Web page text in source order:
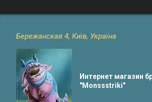
Бережанская 4, Київ, Україна
Интернет магазин
"Monssstriki"